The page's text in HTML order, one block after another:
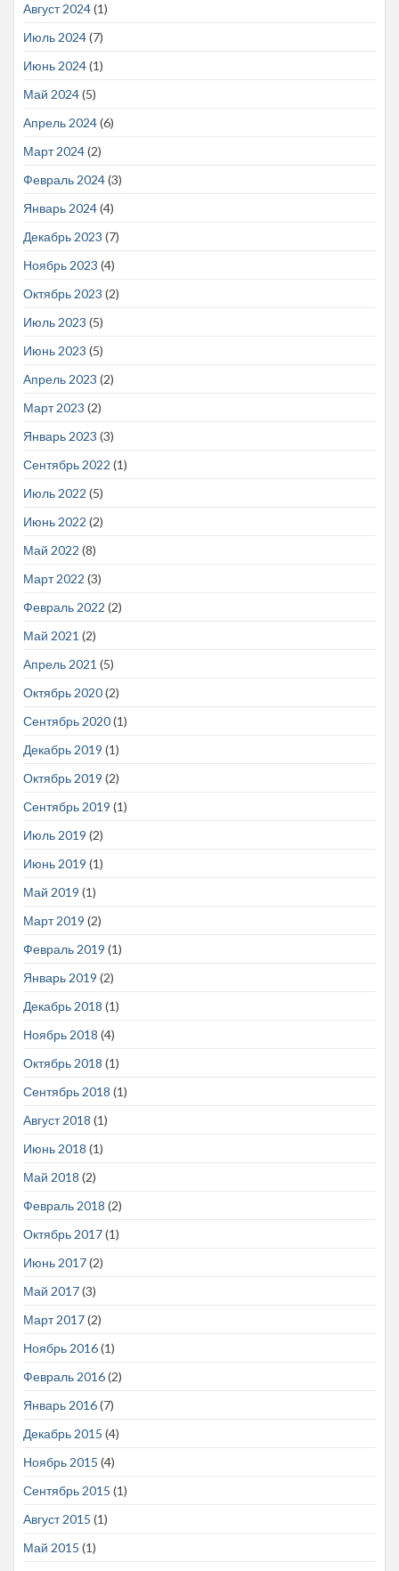
Август 2024(1)
Июль 2024(7)
Июнь 2024(1)
Май 2024(5)
Апрель 2024(6)
Март 2024(2)
Февраль 2024(3)
Январь 2024(4)
Декабрь 2023 (7)
Ноябрь 2023 (4)
Октябрь 2023 (2)
Июль 2023 (5)
Июнь 2023 (5)
Апрель 2023 (2)
Март 2023 (2)
Январь 2023 (3)
Сентябрь 2022 (1)
Июль 2022 (5)
Июнь 2022 (2)
Май 2022 (8)
Март 2022 (3)
Февраль 2022 (2)
Май 2021 (2)
Апрель 2021 (5)
Октябрь 2020(2)
Сентябрь 2020(1)
Декабрь 2019 (1)
Октябрь 2019 (2)
Сентябрь 2019 (1)
Июль 2019 (2)
Июнь 2019 (1)
Май 2019 (1)
Март 2019 (2)
Февраль 2019 (1)
Январь 2019 (2)
Декабрь 2018 (1)
Ноябрь 2018 (4)
Октябрь 2018 (1)
Сентябрь 2018 (1)
Август 2018 (1)
Июнь 2018 (1)
Май 2018 (2)
Февраль 2018 (2)
Октябрь 2017(1)
Июнь 2017(2)
Май 2017(3)
Март 2017(2)
Ноябрь 2016(1)
Февраль 2016(2)
Январь 2016(7)
Декабрь 2015 (4)
Ноябрь 2015 (4)
Сентябрь 2015 (1)
Август 2015 (1)
Май 2015 (1)